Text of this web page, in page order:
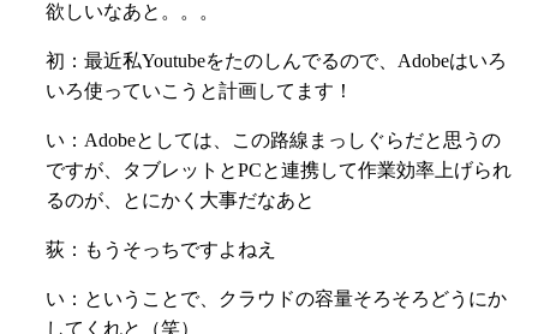
欲しいなあと。。。
初：最近私Youtubeをたのしんでるので、Adobeはいろ
いろ使っていこうと計画してます！
い： Adobeとしては、この路線まっしぐらだと思うの
ですが、
タブレットとPCと連携して作業効率上げられ
るのが、とにかく大事だなあと
荻：もうそっちですよねえ
い：ということで、クラウドの容量そろそろどうにか
してくれと（笑）